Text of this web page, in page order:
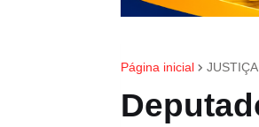
Página inicial JUSTIÇA